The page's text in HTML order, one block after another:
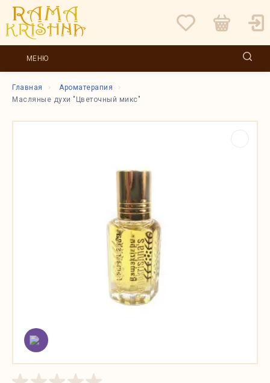
МЕНЮ
Главная
Ароматерапия
Масляные духи "Цветочный микс"